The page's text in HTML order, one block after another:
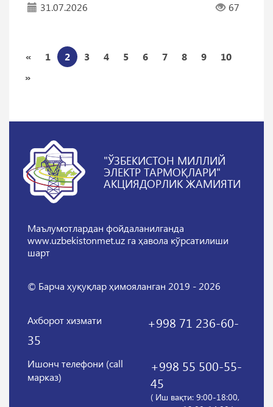
31.07.2026
67
« 1 2 3 4 5 6 7 8 9
10
»
"ЎЗБЕКИСТОН МИЛЛИЙ
ЭЛЕКТР ТАРМОҚЛАРИ"
АКЦИЯДОРЛИК ЖАМИЯТИ
Маълумотлардан фойдаланилганда
www.uzbekistonmet.uz га ҳавола кўрсатилиши
шарт
© Барча ҳуқуқлар ҳимояланган 2019 - 2026
Ахборот хизмати
+998 71 236-60-
35
Ишонч телефони (call
марказ)
+998 55 500-55-
45
( Иш вақти: 9:00-18:00,